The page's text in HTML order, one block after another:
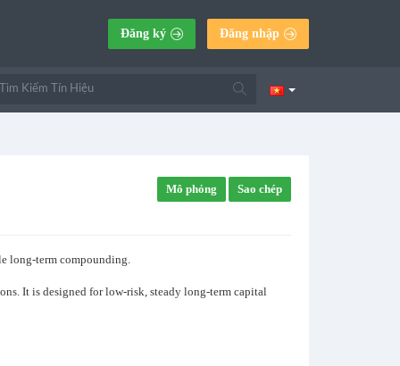
Đăng ký Đăng nhập
Mô phỏng Sao chép
long-term compounding.
It is designed for low-risk, steady long-term capital